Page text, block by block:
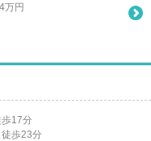
万円
歩17分
徒歩23分